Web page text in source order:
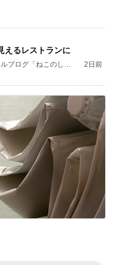
えるレストランに
ブログ「ねこのしっ
2日前